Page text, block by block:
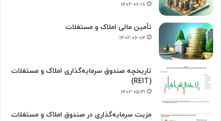
۱۴۰۲-۰۶-۱۸
تأمین مالی املاک و مستغلات
۱۴۰۲-۰۶-۰۴
تاریخچه صندوق سرمایه‌گذاری املاک و مستغلات
(REIT)
۱۴۰۲-۰۵-۳۱
مزیت سرمایه‌گذاری در صندوق املاک و مستغلات